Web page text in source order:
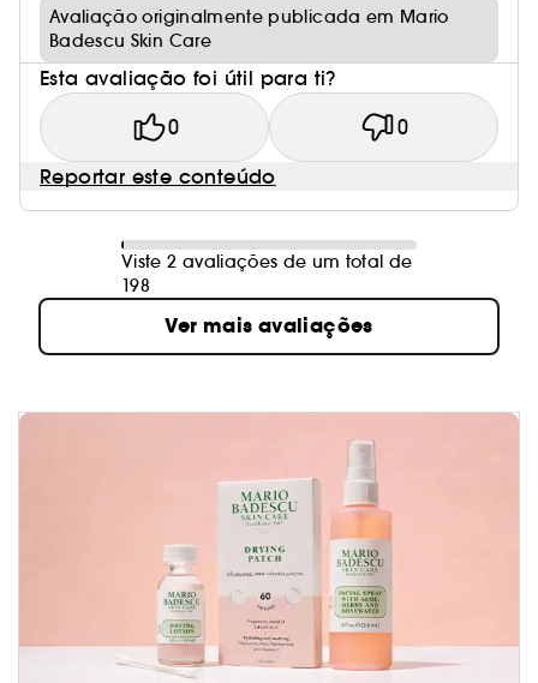
Avaliação originalmente publicada em Mario
Badescu Skin Care
Esta avaliação foi útil para ti?
0 0
Reportar este conteúdo
Viste 2 avaliações de um total de
198
Ver mais avaliações